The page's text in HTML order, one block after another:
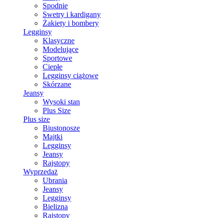
Spodnie
Swetry i kardigany
Żakiety i bombery
Legginsy
Klasyczne
Modelujące
Sportowe
Ciepłe
Legginsy ciążowe
Skórzane
Jeansy
Wysoki stan
Plus Size
Plus size
Biustonosze
Majtki
Legginsy
Jeansy
Rajstopy
Wyprzedaż
Ubrania
Jeansy
Legginsy
Bielizna
Rajstopy